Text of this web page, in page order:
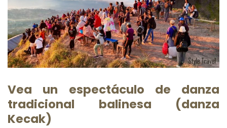
Vea un espectáculo de danza
tradicional balinesa (danza
Kecak)